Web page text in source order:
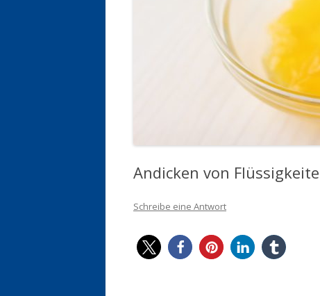
Andicken von
Schreibe eine Antwort